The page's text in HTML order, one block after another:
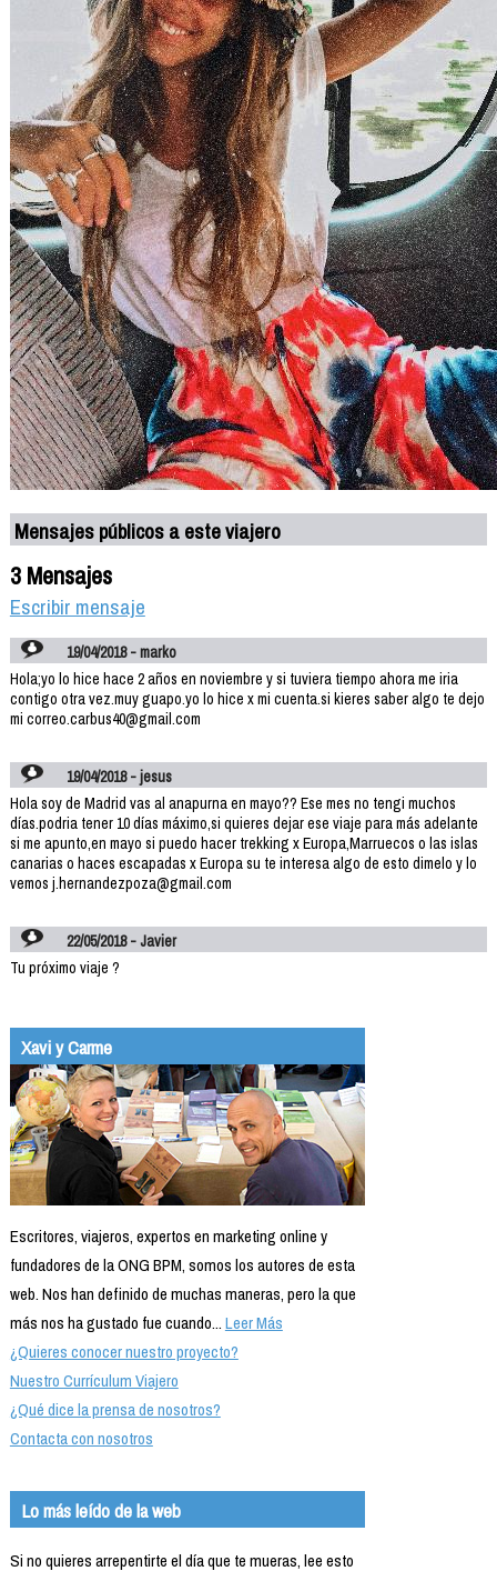
Mensajes públicos a este viajero
3 Mensajes
Escribir mensaje
19/04/2018 - marko
Hola;yo lo hice hace 2 años en noviembre y si tuviera tiempo ahora me iria
contigo otra vez.muy guapo.yo lo hice x mi cuenta.si kieres saber algo te dejo
mi correo.carbus40@gmail.com
19/04/2018 - jesus
Hola soy de Madrid vas al anapurna en mayo?? Ese mes no tengi muchos
días.podria tener 10 días máximo,si quieres dejar ese viaje para más adelante
si me apunto,en mayo si puedo hacer trekking x Europa,Marruecos o las islas
canarias o haces escapadas x Europa su te interesa algo de esto dimelo y lo
vemos j.hernandezpoza@gmail.com
22/05/2018 - Javier
Tu próximo viaje ?
Xavi y Carme
Escritores, viajeros, expertos en marketing online y
fundadores de la ONG BPM, somos los autores de esta
web. Nos han definido de muchas maneras, pero la que
más nos ha gustado fue cuando...Leer Más
¿Quieres conocer nuestro proyecto?
Nuestro Currículum Viajero
¿Qué dice la prensa de nosotros?
Contacta con nosotros
Lo más leído de la web
Si no quieres arrepentirte el día que te mueras, lee esto